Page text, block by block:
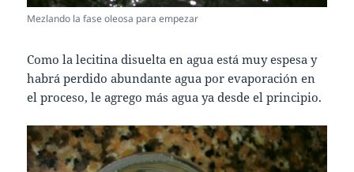
Mezlando la fase oleosa para empezar
Como la lecitina disuelta en agua está muy espesa y
habrá perdido abundante agua por evaporación en
el proceso, le agrego más agua ya desde el principio.